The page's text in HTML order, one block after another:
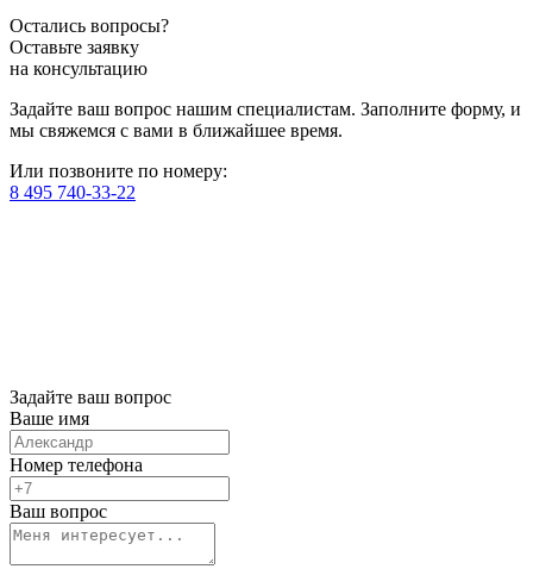
Остались вопросы?
Оставьте заявку
на консультацию
Задайте ваш вопрос нашим специалистам. Заполните форму, и
мы свяжемся с вами в ближайшее время.
Или позвоните по номеру:
8 495 740-33-22
Задайте ваш вопрос
Ваше имя
Номер телефона
Ваш вопрос